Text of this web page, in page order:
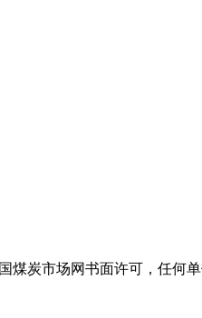
炭市场网书面许可，任何